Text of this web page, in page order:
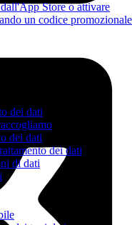
Store o attivare
un codice promozionale
dei dati
dei dati
dei dati
di dati